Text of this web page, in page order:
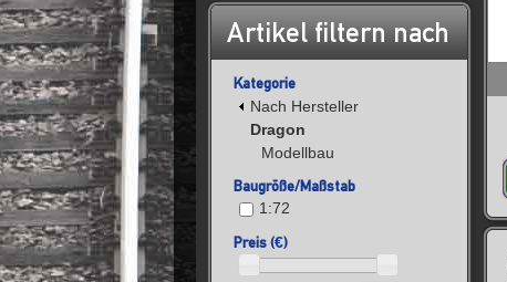
Artikel filtern nach
Kategorie
Nach Hersteller
Dragon
Modellbau
Baugröße/Maßstab
1:72
Preis (€)